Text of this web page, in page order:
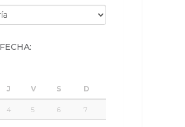
J V S D
4 5 6 7